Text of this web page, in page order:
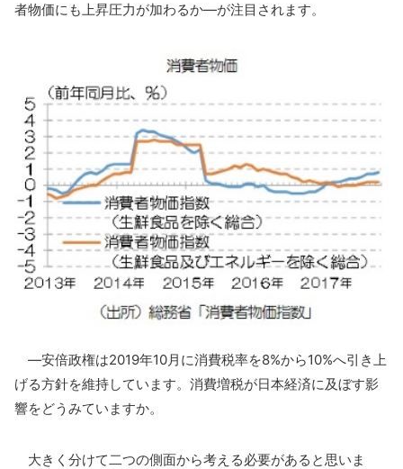
者物価にも上昇圧力が加わるか―が注目されます。
―安倍政権は2019年10月に消費税率を8%から10%へ引き上
げる方針を維持しています。消費増税が日本経済に及ぼす影
響をどうみていますか。
大きく分けて二つの側面から考える必要があると思いま